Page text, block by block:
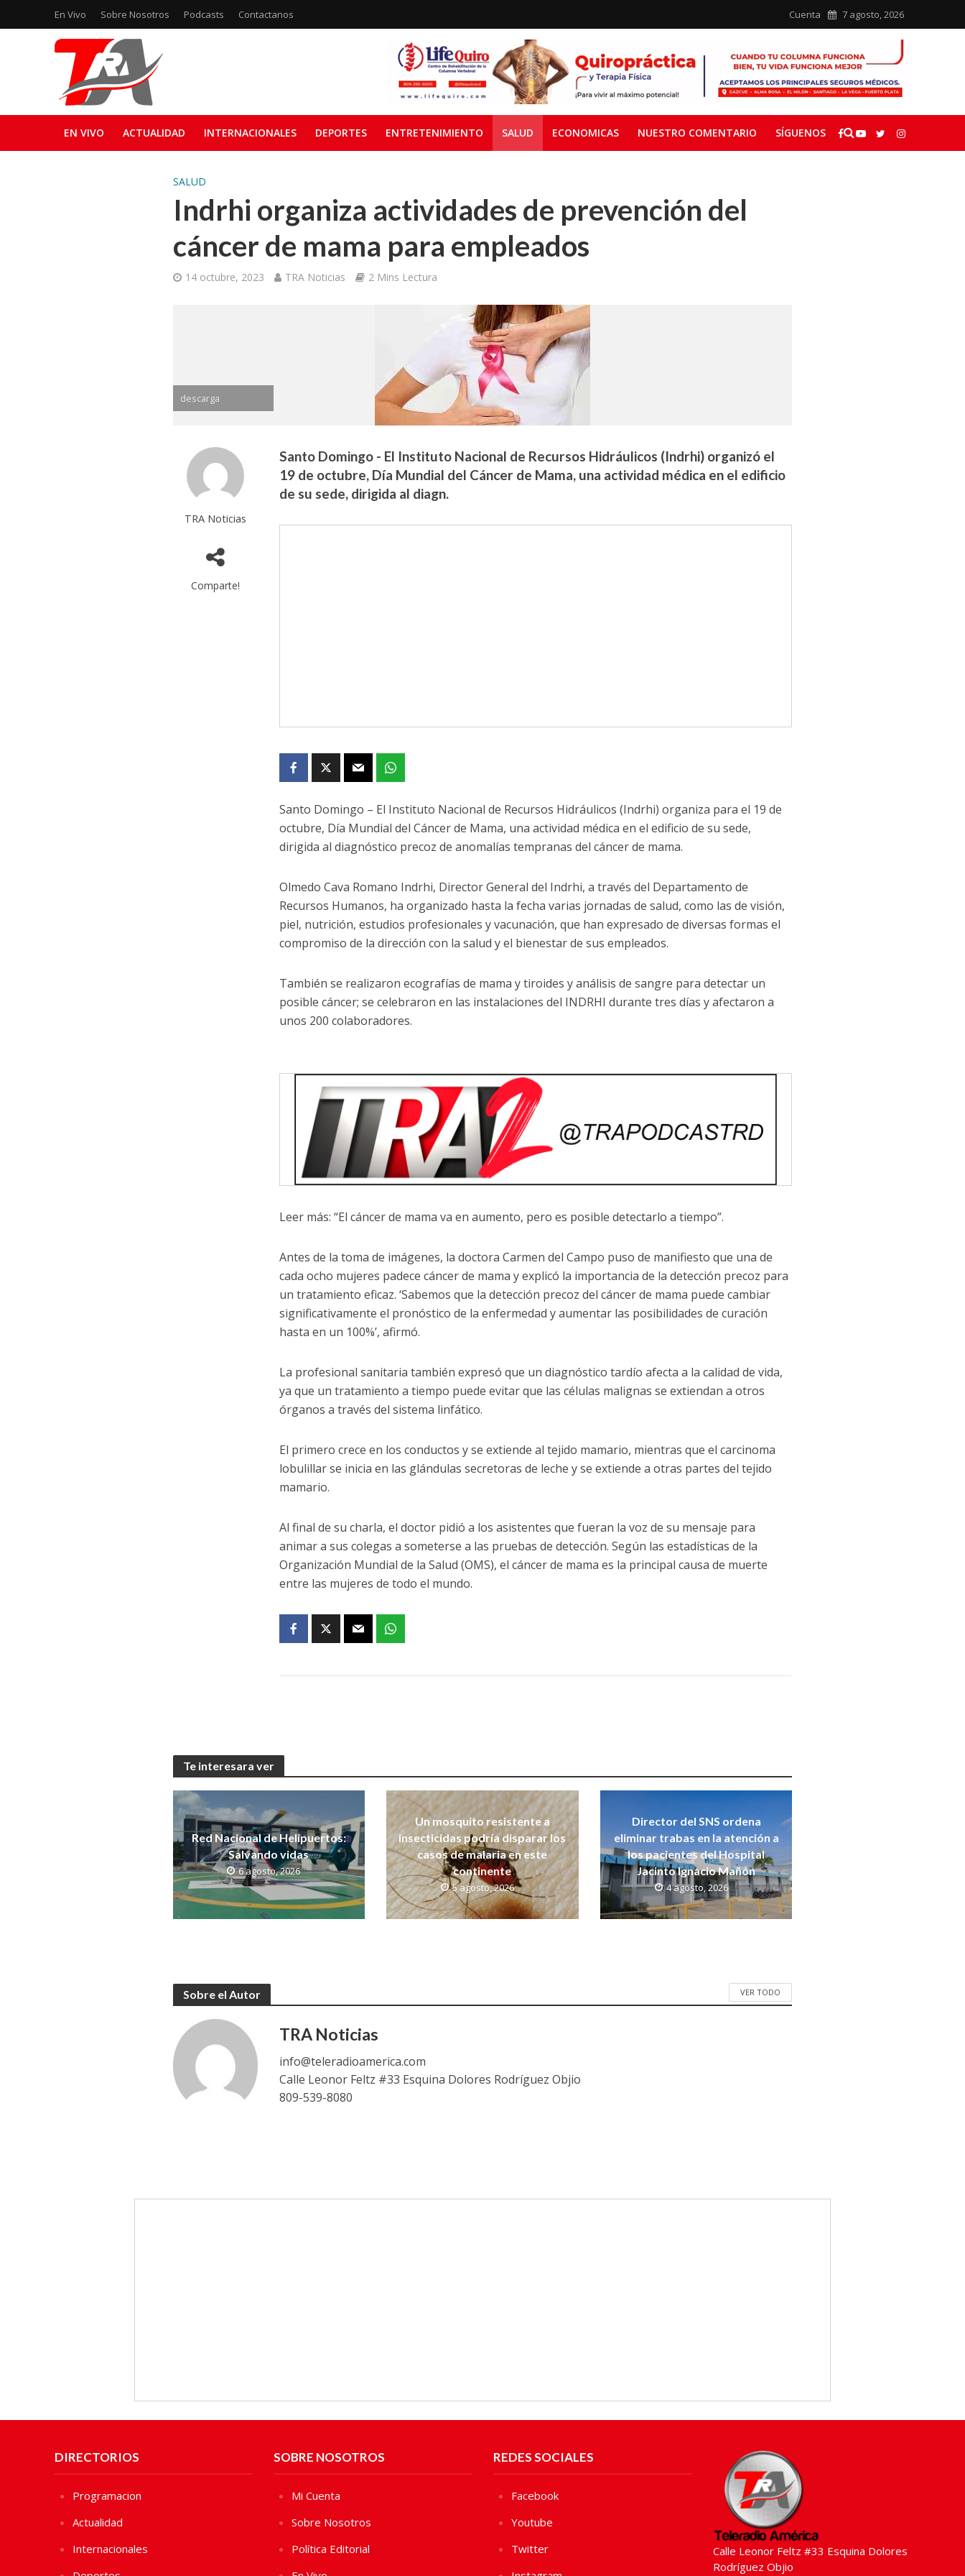
En Vivo Sobre Nosotros Podcasts Contactanos Cuenta 7 agosto, 2026
EN VIVO ACTUALIDAD INTERNACIONALES DEPORTES ENTRETENIMIENTO SALUD ECONOMICAS NUESTRO COMENTARIO SÍGUENOS
SALUD
Indrhi organiza actividades de prevención del
cáncer de mama para empleados
14 octubre, 2023 TRA Noticias 2 Mins Lectura
descarga
TRA Noticias
Comparte!
Santo Domingo - El Instituto Nacional de Recursos Hidráulicos (Indrhi) organizó el
19 de octubre, Día Mundial del Cáncer de Mama, una actividad médica en el edificio
de su sede, dirigida al diagn.
Santo Domingo – El Instituto Nacional de Recursos Hidráulicos (Indrhi) organiza para el 19 de
octubre, Día Mundial del Cáncer de Mama, una actividad médica en el edificio de su sede,
dirigida al diagnóstico precoz de anomalías tempranas del cáncer de mama.
Olmedo Cava Romano Indrhi, Director General del Indrhi, a través del Departamento de
Recursos Humanos, ha organizado hasta la fecha varias jornadas de salud, como las de visión,
piel, nutrición, estudios profesionales y vacunación, que han expresado de diversas formas el
compromiso de la dirección con la salud y el bienestar de sus empleados.
También se realizaron ecografías de mama y tiroides y análisis de sangre para detectar un
posible cáncer; se celebraron en las instalaciones del INDRHI durante tres días y afectaron a
unos 200 colaboradores.
Leer más: “El cáncer de mama va en aumento, pero es posible detectarlo a tiempo”.
Antes de la toma de imágenes, la doctora Carmen del Campo puso de manifiesto que una de
cada ocho mujeres padece cáncer de mama y explicó la importancia de la detección precoz para
un tratamiento eficaz. ‘Sabemos que la detección precoz del cáncer de mama puede cambiar
significativamente el pronóstico de la enfermedad y aumentar las posibilidades de curación
hasta en un 100%’, afirmó.
La profesional sanitaria también expresó que un diagnóstico tardío afecta a la calidad de vida,
ya que un tratamiento a tiempo puede evitar que las células malignas se extiendan a otros
órganos a través del sistema linfático.
El primero crece en los conductos y se extiende al tejido mamario, mientras que el carcinoma
lobulillar se inicia en las glándulas secretoras de leche y se extiende a otras partes del tejido
mamario.
Al final de su charla, el doctor pidió a los asistentes que fueran la voz de su mensaje para
animar a sus colegas a someterse a las pruebas de detección. Según las estadísticas de la
Organización Mundial de la Salud (OMS), el cáncer de mama es la principal causa de muerte
entre las mujeres de todo el mundo.
Te interesara ver
Red Nacional de Helipuertos:
Salvando vidas
6 agosto, 2026
Un mosquito resistente a
insecticidas podría disparar los
casos de malaria en este
continente
5 agosto, 2026
Director del SNS ordena
eliminar trabas en la atención a
los pacientes del Hospital
Jacinto Ignacio Mañón
4 agosto, 2026
Sobre el Autor VER TODO
TRA Noticias
info@teleradioamerica.com
Calle Leonor Feltz #33 Esquina Dolores Rodríguez Objio
809-539-8080
DIRECTORIOS
Programacion
Actualidad
Internacionales
SOBRE NOSOTROS
Mi Cuenta
Sobre Nosotros
Política Editorial
REDES SOCIALES
Facebook
Youtube
Twitter
Calle Leonor Feltz #33 Esquina Dolores
Rodríguez Objio